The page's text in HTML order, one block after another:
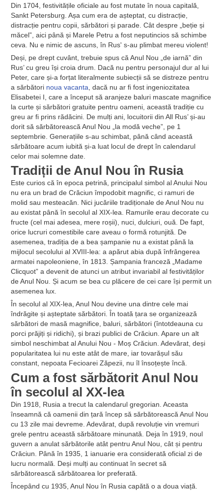
Din 1704, festivitățile oficiale au fost mutate în noua capitală,
Sankt Petersburg. Așa cum era de așteptat, cu distracție,
distracție pentru copii, sărbători și parade. Cât despre „beție și
măcel”, aici până și Marele Petru a fost neputincios să schimbe
ceva. Nu e nimic de ascuns, în Rus' s-au plimbat mereu violent!
Deși, pe drept cuvânt, trebuie spus că Anul Nou „de iarnă” din
Rus’ cu greu își croia drum. Dacă nu pentru personajul dur al lui
Peter, care și-a forțat literalmente subiecții să se distreze pentru
a sărbători noua vacanta , dacă nu ar fi fost ingeniozitatea
Elisabetei I, care a început să aranjeze baluri mascate magnifice
la curte și sărbători gratuite pentru oameni, această tradiție cu
greu ar fi prins rădăcini. De mulți ani, locuitorii din All Rus’ și-au
dorit să sărbătorească Anul Nou „la modă veche”, pe 1
septembrie. Generațiile s-au schimbat, până când această
sărbătoare acum iubită și-a luat locul de drept în calendarul
celor mai solemne date.
Tradiții de Anul Nou în Rusia
Este curios că în epoca petrină, principalul simbol al Anului Nou
nu era un brad de Crăciun împodobit magnific, ci ramuri de
molid sau mesteacăn. Nici jucăriile tradiționale de Anul Nou nu
au existat până în secolul al XIX-lea. Ramurile erau decorate cu
fructe (cel mai adesea, mere roșii), nuci, dulciuri, ouă. De fapt,
orice lucruri comestibile care aveau o formă rotunjită. De
asemenea, tradiția de a bea șampanie nu a existat până la
mijlocul secolului al XVIII-lea: a apărut abia după înfrângerea
armatei napoleoniene, în 1813. Șampania franceză „Madame
Clicquot” a devenit de atunci un atribut invariabil al festivităților
de Anul Nou. Și acum se bea cu plăcere de cei care își permit un
asemenea lux.
În secolul al XIX-lea, Anul Nou devine una dintre cele mai
îndrăgite și așteptate sărbători. În toată țara se organizează
sărbători de masă magnifice, baluri, sărbători (întotdeauna cu
porci prăjiți și ridichi), și brazi publici de Crăciun. Apare un alt
simbol neschimbat al Anului Nou - Moș Crăciun. Adevărat, deși
popularitatea lui nu este atât de mare, iar tovarășul său
constant, nepoata Fecioarei Zăpezii, nu îl însoțește încă.
Cum a fost sărbătorit Anul Nou
în secolul al XX-lea
Din 1918, Rusia a trecut la calendarul gregorian. Aceasta
înseamnă că oamenii din țară încep să sărbătorească Anul Nou
cu 13 zile mai devreme. Adevărat, după revoluție vin vremuri
grele pentru această sărbătoare minunată. Deja în 1919, noul
guvern a anulat sărbătorile atât pentru Anul Nou, cât și pentru
Crăciun. Până în 1935, 1 ianuarie era considerată oficial zi de
lucru normală. Deși mulți au continuat în secret să
sărbătorească sărbătoarea lor preferată.
Începând cu 1935, Anul Nou în Rusia capătă o a doua viață.